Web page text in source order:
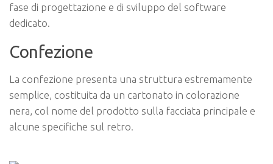
fase di progettazione e di sviluppo del software
dedicato.
Confezione
La confezione presenta una struttura estremamente
semplice, costituita da un cartonato in colorazione
nera, col nome del prodotto sulla facciata principale e
alcune specifiche sul retro.